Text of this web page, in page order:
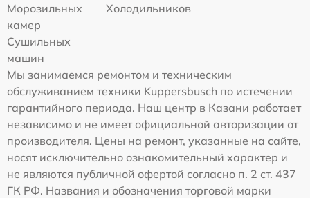
Морозильных
камер
Холодильников
Сушильных
машин
Мы занимаемся ремонтом и техническим
обслуживанием техники Kuppersbusch по истечении
гарантийного периода. Наш центр в Казани работает
независимо и не имеет официальной авторизации от
производителя. Цены на ремонт, указанные на сайте,
носят исключительно ознакомительный характер и
не являются публичной офертой согласно п. 2 ст. 437
ГК РФ. Названия и обозначения торговой марки